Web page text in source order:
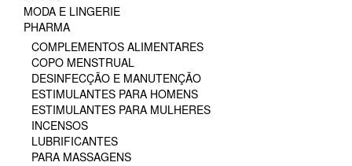
MODA E LINGERIE
PHARMA
COMPLEMENTOS ALIMENTARES
COPO MENSTRUAL
DESINFECÇÃO E MANUTENÇÃO
ESTIMULANTES PARA HOMENS
ESTIMULANTES PARA MULHERES
INCENSOS
LUBRIFICANTES
PARA MASSAGENS